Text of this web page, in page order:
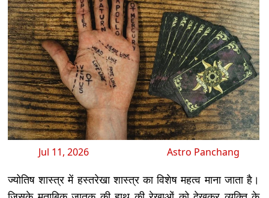
Jul 11, 2026 Astro Panchang
ज्योतिष शास्त्र में हस्तरेखा शास्त्र का विशेष महत्व माना जाता है।